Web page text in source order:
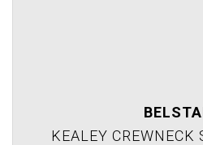
KEALEY CREWNECK